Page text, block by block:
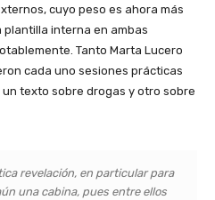
cuyo peso es ahora más
interna en ambas
Tanto Marta Lucero
cada uno sesiones prácticas
texto sobre drogas y otro sobre
revelación, en particular para
una cabina, pues entre ellos